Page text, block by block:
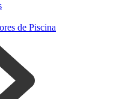
de Piscina